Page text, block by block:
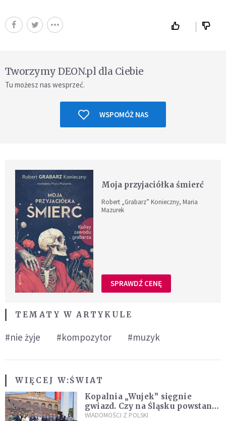
Tworzymy DEON.pl dla Ciebie
Tu możesz nas wesprzeć.
WSPOMÓŻ NAS
Moja przyjaciółka śmierć
Robert „Grabarz” Konieczny, Maria
Mazurek
SPRAWDŹ CENĘ
TEMATY W ARTYKULE
#nie żyje #kompozytor #muzyk
WIĘCEJ W:ŚWIAT
Kopalnia „Wujek” sięgnie
gwiazd. Czy na Śląsku powstanie
„Dolina Krzemowa”?
WIADOMOŚCI Z POLSKI